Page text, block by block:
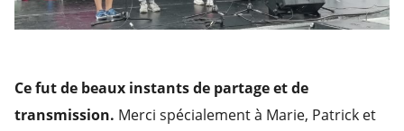
Ce fut de beaux instants de partage et de
transmission. Merci spécialement à Marie, Patrick et